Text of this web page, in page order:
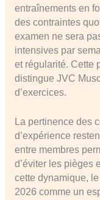
entraînements en
des contraintes
examen ne sera
intensives par
et régularité. Cette
distingue JVC
d’exercices.
La pertinence des
d’expérience
entre membres
d’éviter les pièges
cette dynamique,
2026 comme un